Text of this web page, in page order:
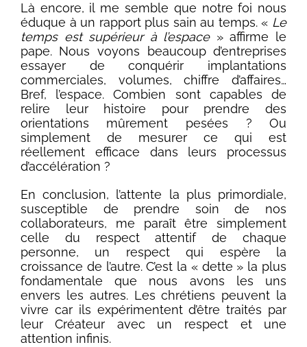
Là encore, il me semble que notre foi nous
éduque à un rapport plus sain au temps. « Le
temps est supérieur à l’espace» affirme le
pape. Nous voyons beaucoup d’entreprises
essayer de conquérir implantations
commerciales, volumes, chiffre d’affaires…
Bref, l’espace. Combien sont capables de
relire leur histoire pour prendre des
orientations mûrement pesées ? Ou
simplement de mesurer ce qui est
réellement efficace dans leurs processus
d’accélération ?
En conclusion, l’attente la plus primordiale,
susceptible de prendre soin de nos
collaborateurs, me paraît être simplement
celle du respect attentif de chaque
personne, un respect qui espère la
croissance de l’autre. C’est la « dette » la plus
fondamentale que nous avons les uns
envers les autres. Les chrétiens peuvent la
vivre car ils expérimentent d’être traités par
leur Créateur avec un respect et une
attention infinis.